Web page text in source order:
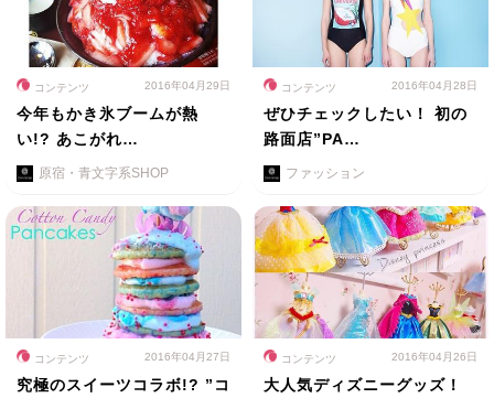
コンテンツ 2016年04月29日
今年もかき氷ブームが熱
い!? あこがれ…
原宿・青文字系SHOP
コンテンツ 2016年04月28日
ぜひチェックしたい！ 初の
路面店”PA…
ファッション
コンテンツ 2016年04月27日
究極のスイーツコラボ!? ”コ
コンテンツ 2016年04月26日
大人気ディズニーグッズ！